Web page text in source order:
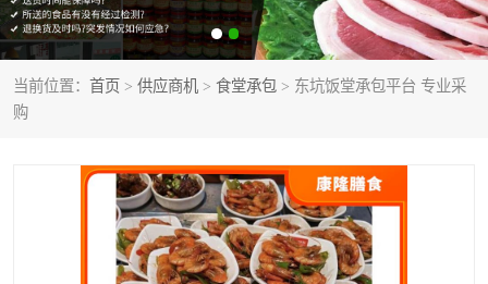
当前位置： 首页 > 供应商机 > 食堂承包 > 东坑饭堂承包平台 专业采
购
海鲜配送 食材配送
调料配送 企业工厂食堂承包
副食配送